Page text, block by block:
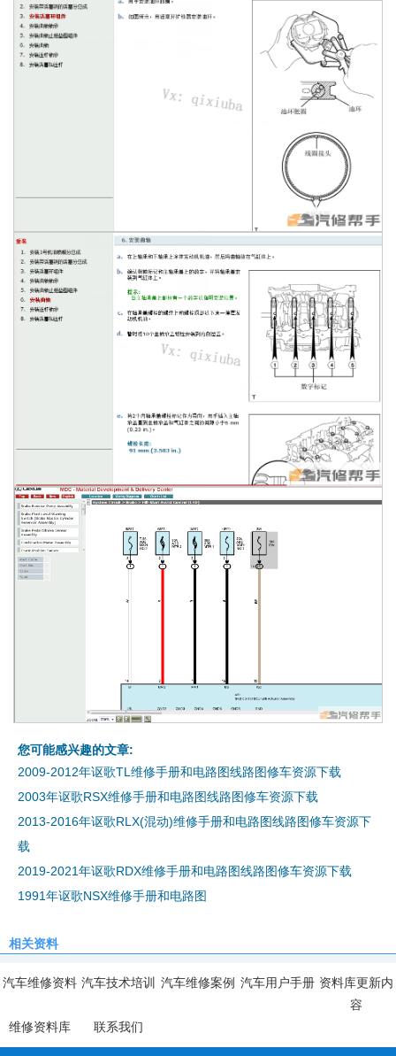
您可能感兴趣的文章:
2009-2012年讴歌TL维修手册和电路图线路图修车资源下载
2003年讴歌RSX维修手册和电路图线路图修车资源下载
2013-2016年讴歌RLX(混动)维修手册和电路图线路图修车资源下
载
2019-2021年讴歌RDX维修手册和电路图线路图修车资源下载
1991年讴歌NSX维修手册和电路图
相关资料
汽车维修资料 汽车技术培训 汽车维修案例 汽车用户手册 资料库更新内
容
维修资料库
联系我们